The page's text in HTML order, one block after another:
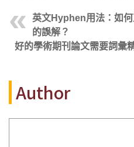
英文Hyphen用法：如
的誤解？
好的學術期刊論文需要詞彙
Author